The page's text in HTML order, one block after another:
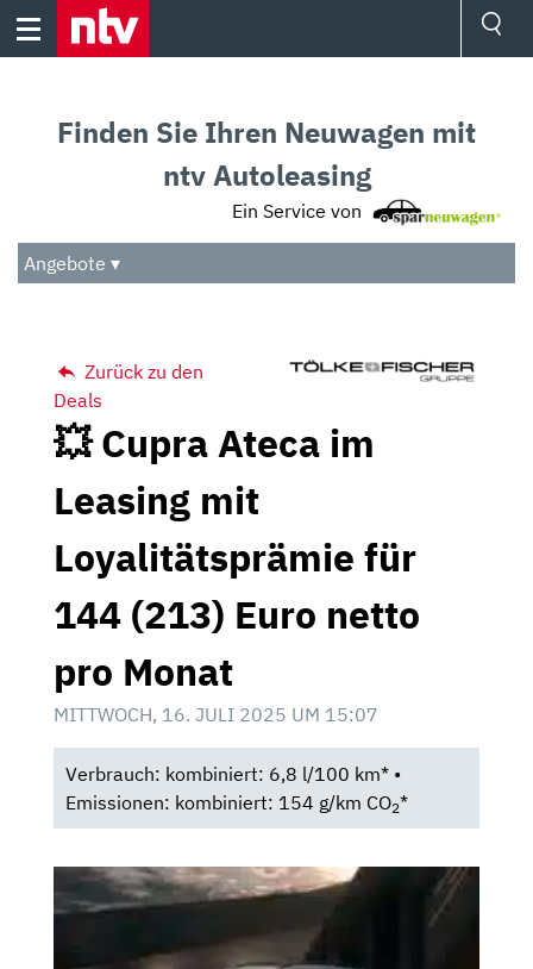
Skip
Audio
Das Beste
Finden Sie Ihren Neuwagen mit
ntv Autoleasing
Ein Service von
Angebote ▾
Zurück zu den
Deals
💥 Cupra Ateca im
Leasing mit
Loyalitätsprämie für
144 (213) Euro netto
pro Monat
MITTWOCH, 16. JULI 2025 UM 15:07
Verbrauch: kombiniert: 6,8 l/100 km* •
Emissionen: kombiniert: 154 g/km CO2*